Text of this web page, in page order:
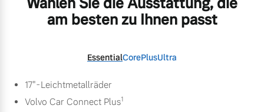
am besten zu Ihnen passt
EssentialCorePlusUltra
17"-Leichtmetallräder
Volvo Car Connect Plus1